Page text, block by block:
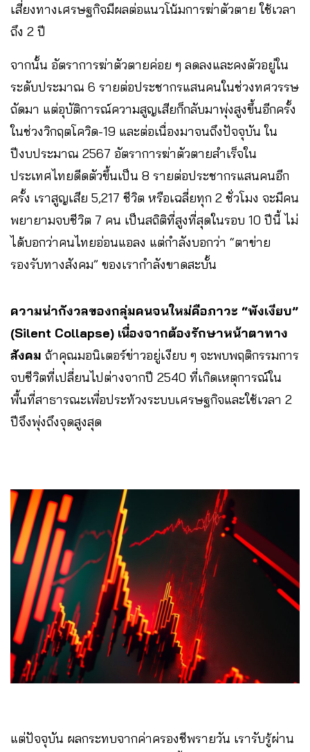
เสี่ยงทางเศรษฐกิจมีผลต่อแนวโน้มการฆ่าตัวตาย ใช้เวลา
ถึง 2 ปี
จากนั้น อัตราการฆ่าตัวตายค่อย ๆ ลดลงและคงตัวอยู่ใน
ระดับประมาณ 6 รายต่อประชากรแสนคนในช่วงทศวรรษ
ถัดมา แต่อุบัติการณ์ความสูญเสียก็กลับมาพุ่งสูงขึ้นอีกครั้ง
ในช่วงวิกฤตโควิด-19 และต่อเนื่องมาจนถึงปัจจุบัน ใน
ปีงบประมาณ 2567 อัตราการฆ่าตัวตายสำเร็จใน
ประเทศไทยดีดตัวขึ้นเป็น 8 รายต่อประชากรแสนคนอีก
ครั้ง เราสูญเสีย 5,217 ชีวิต หรือเฉลี่ยทุก 2 ชั่วโมง จะมีคน
พยายามจบชีวิต 7 คน เป็นสถิติที่สูงที่สุดในรอบ 10 ปีนี้ ไม่
ได้บอกว่าคนไทยอ่อนแอลง แต่กำลังบอกว่า “ตาข่าย
รองรับทางสังคม” ของเรากำลังขาดสะบั้น
ความน่ากังวลของกลุ่มคนจนใหม่คือภาวะ “พังเงียบ”
(Silent Collapse) เนื่องจากต้องรักษาหน้าตาทาง
สังคม ถ้าคุณมอนิเตอร์ข่าวอยู่เงียบ ๆ จะพบพฤติกรรมการ
จบชีวิตที่เปลี่ยนไปต่างจากปี 2540 ที่เกิดเหตุการณ์ใน
พื้นที่สาธารณะเพื่อประท้วงระบบเศรษฐกิจและใช้เวลา 2
ปีจึงพุ่งถึงจุดสูงสุด
แต่ปัจจุบัน ผลกระทบจากค่าครองชีพรายวัน เรารับรู้ผ่าน